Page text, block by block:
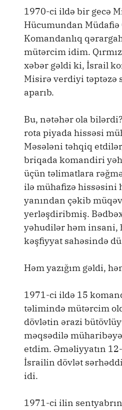
1970-ci ildə bir gecə
Hücumundan Müdafiə
Komandanlıq
mütərcim idim.
xəbər gəldi ki, İsrail
Misirə verdiyi təptəzə
aparıb.
Bu, nətəhər ola
rota piyada hissəsi
Məsələni təhqiq
briqada komandiri
üçün təlimatlara
ilə mühafizə hissəsini
yanından çəkib
yerləşdiribmiş.
yəhudilər həm insani,
kəşfiyyat sahəsində
Həm yazığım gəldi,
1971-ci ildə 15
təlimində mütərcim
dövlətin ərazi
məqsədilə
etdim. Əməliyyatın
İsrailin dövlət
idi.
1971-ci ilin